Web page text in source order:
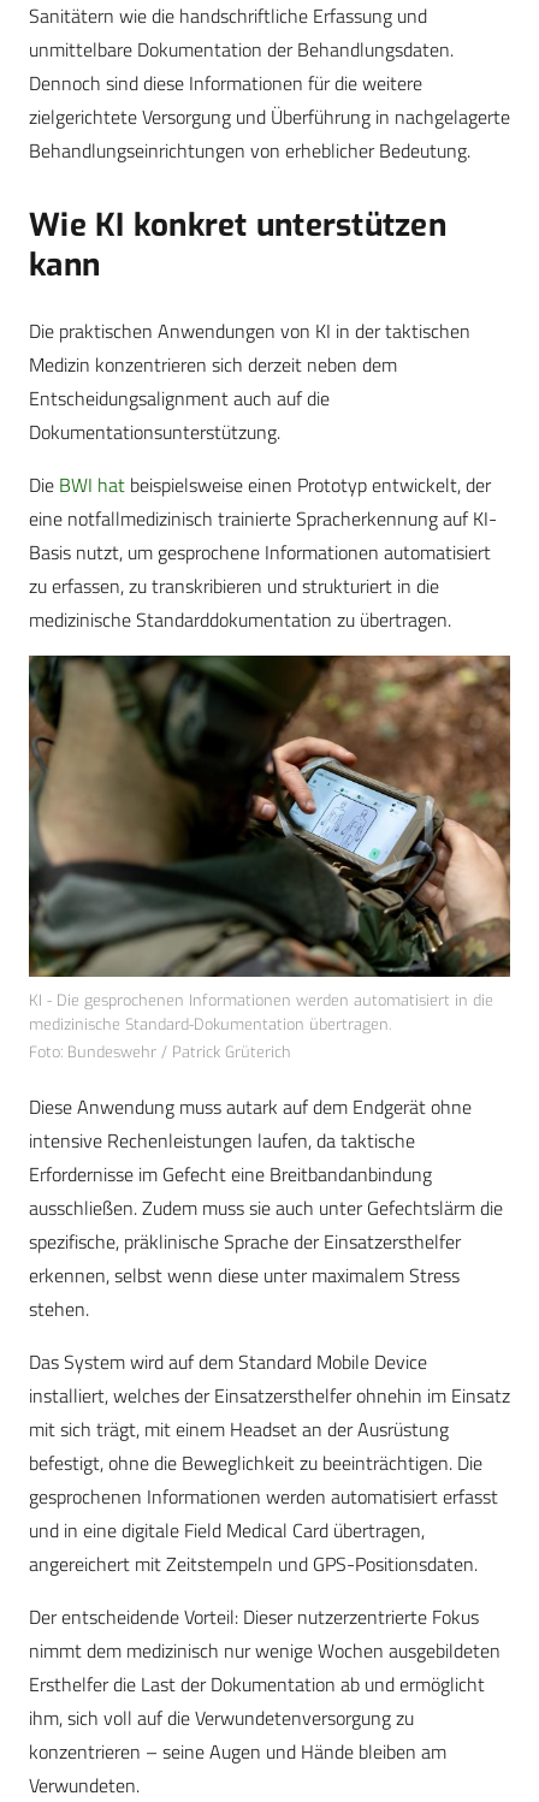
Sanitätern wie die handschriftliche Erfassung und
unmittelbare Dokumentation der Behandlungsdaten.
Dennoch sind diese Informationen für die weitere
zielgerichtete Versorgung und Überführung in nachgelagerte
Behandlungseinrichtungen von erheblicher Bedeutung.
Wie KI konkret unterstützen
kann
Die praktischen Anwendungen von KI in der taktischen
Medizin konzentrieren sich derzeit neben dem
Entscheidungsalignment auch auf die
Dokumentationsunterstützung.
Die BWI hat beispielsweise einen Prototyp entwickelt, der
eine notfallmedizinisch trainierte Spracherkennung auf KI-
Basis nutzt, um gesprochene Informationen automatisiert
zu erfassen, zu transkribieren und strukturiert in die
medizinische Standarddokumentation zu übertragen.
KI - Die gesprochenen Informationen werden automatisiert in die
medizinische Standard-Dokumentation übertragen.
Foto: Bundeswehr / Patrick Grüterich
Diese Anwendung muss autark auf dem Endgerät ohne
intensive Rechenleistungen laufen, da taktische
Erfordernisse im Gefecht eine Breitbandanbindung
ausschließen. Zudem muss sie auch unter Gefechtslärm die
spezifische, präklinische Sprache der Einsatzersthelfer
erkennen, selbst wenn diese unter maximalem Stress
stehen.
Das System wird auf dem Standard Mobile Device
installiert, welches der Einsatzersthelfer ohnehin im Einsatz
mit sich trägt, mit einem Headset an der Ausrüstung
befestigt, ohne die Beweglichkeit zu beeinträchtigen. Die
gesprochenen Informationen werden automatisiert erfasst
und in eine digitale Field Medical Card übertragen,
angereichert mit Zeitstempeln und GPS-Positionsdaten.
Der entscheidende Vorteil: Dieser nutzerzentrierte Fokus
nimmt dem medizinisch nur wenige Wochen ausgebildeten
Ersthelfer die Last der Dokumentation ab und ermöglicht
ihm, sich voll auf die Verwundetenversorgung zu
konzentrieren – seine Augen und Hände bleiben am
Verwundeten.